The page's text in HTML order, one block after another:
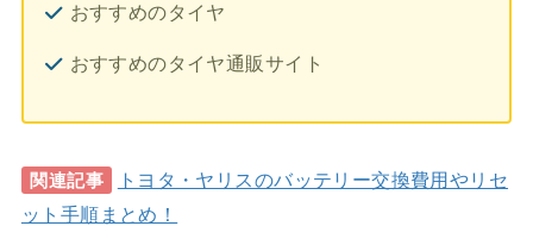
おすすめのタイヤ
おすすめのタイヤ通販サイト
関連記事
トヨタ・ヤリスのバッテリー交換費用やリセ
ット手順まとめ！